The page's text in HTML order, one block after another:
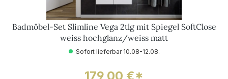
Badmöbel-Set Slimline Vega 2tlg mit Spiegel SoftClose
weiss hochglanz/weiss matt
Sofort lieferbar 10.08-12.08.
179,00 €*